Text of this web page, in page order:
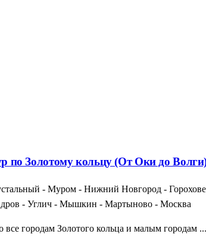
Золотому кольцу (От Оки до
- Муром - Нижний Новгород -
- Углич - Мышкин - Мартыново - Москва
городам Золотого кольца и малым городам ...